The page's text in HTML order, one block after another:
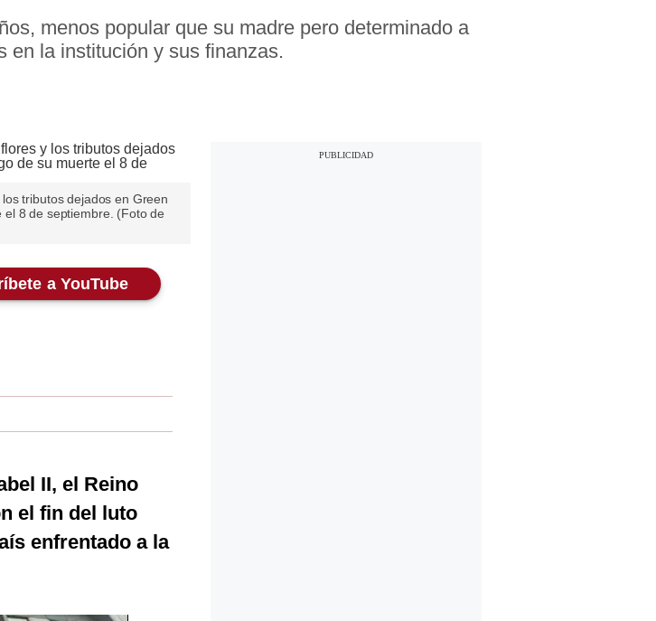
menos popular que su madre pero determinado a
en la institución y sus finanzas.
tributos dejados en Green
8 de septiembre. (Foto de
a YouTube
II, el Reino
el fin del luto
enfrentado a la